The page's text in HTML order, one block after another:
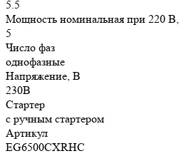
5.5
Мощность номинальная при 220
5
Число фаз
однофазные
Напряжение, В
230В
Стартер
с ручным стартером
Артикул
EG6500CXRHC